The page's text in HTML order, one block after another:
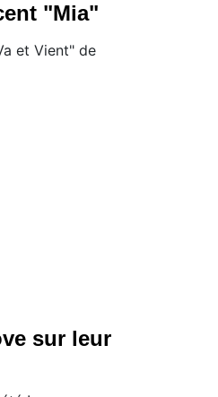
"Mia"
et Vient" de
sur leur